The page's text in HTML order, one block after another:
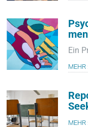
Ein
MEHR
MEHR